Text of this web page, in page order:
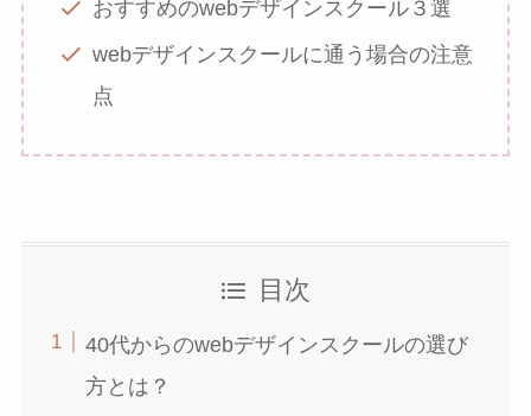
おすすめのwebデザインスクール３選
webデザインスクールに通う場合の注意
点
目次
40代からのwebデザインスクールの選び
方とは？